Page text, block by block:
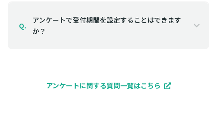
Q.
アンケートで受付期間を設定することはできます
か？
アンケートに関する質問一覧はこちら